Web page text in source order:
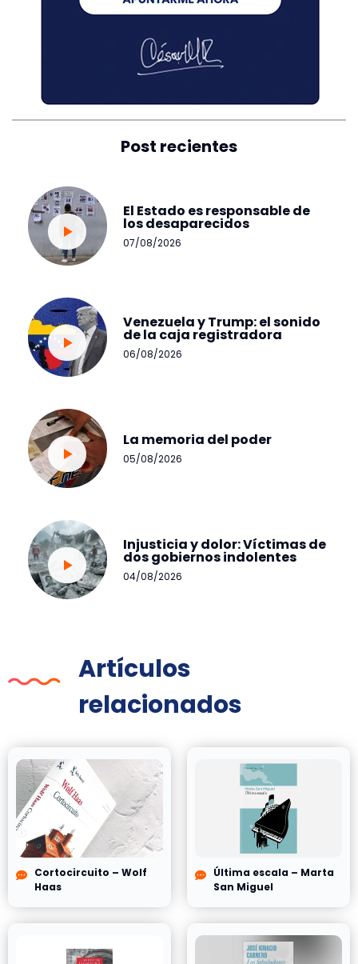
Post recientes
El Estado es responsable de
los desaparecidos
07/08/2026
Venezuela y Trump: el sonido
de la caja registradora
06/08/2026
La memoria del poder
05/08/2026
Injusticia y dolor: Víctimas de
dos gobiernos indolentes
04/08/2026
Artículos
relacionados
Cortocircuito – Wolf
Haas
Última escala – Marta
San Miguel